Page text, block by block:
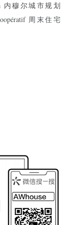
内穆尔城市规划
周末住宅